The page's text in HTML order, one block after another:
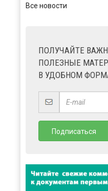
Все новости
ПОЛУЧАЙТЕ
ПОЛЕЗНЫЕ
В УДОБНОМ